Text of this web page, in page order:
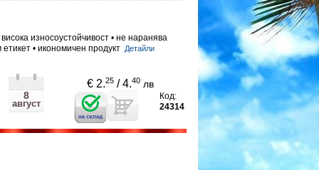
износоустойчивост • не наранява
• икономичен продукт Детайли
8
август
€ 2.25 / 4.40 лв
Код:
24314